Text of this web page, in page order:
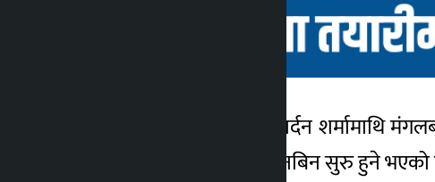
काठमाडौं । पुर्वअर्थमन्त्री जनार्दन
आरोप लागेका शर्मामाथि छानबिन सुरु हुने